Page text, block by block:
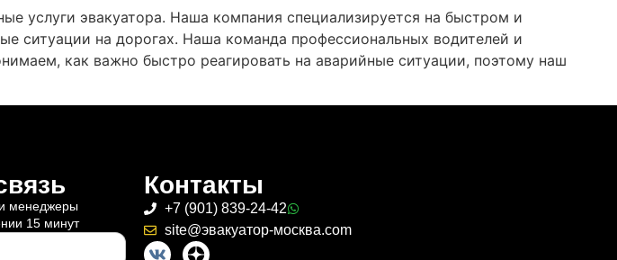
услуги эвакуатора. Наша компания специализируется на быстром и
ситуации на дорогах. Наша команда профессиональных водителей и
как важно быстро реагировать на аварийные ситуации, поэтому наш
менеджеры
15 минут
Контакты
+7 (901) 839-24-42
site@эвакуатор-москва.com